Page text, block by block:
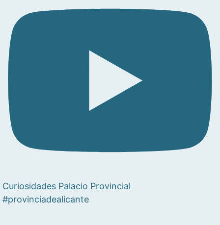
Curiosidades Palacio Provincial
#provinciadealicante